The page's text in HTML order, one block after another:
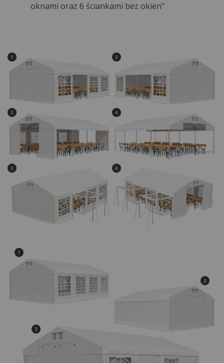
oknami oraz 6 ściankami bez okien"